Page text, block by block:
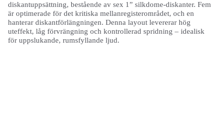
diskantuppsättning, bestående av sex 1” silkdome-diskanter. Fem
är optimerade för det kritiska mellanregisterområdet, och en
hanterar diskantförlängningen. Denna layout levererar hög
uteffekt, låg förvrängning och kontrollerad spridning – idealisk
för uppslukande, rumsfyllande ljud.